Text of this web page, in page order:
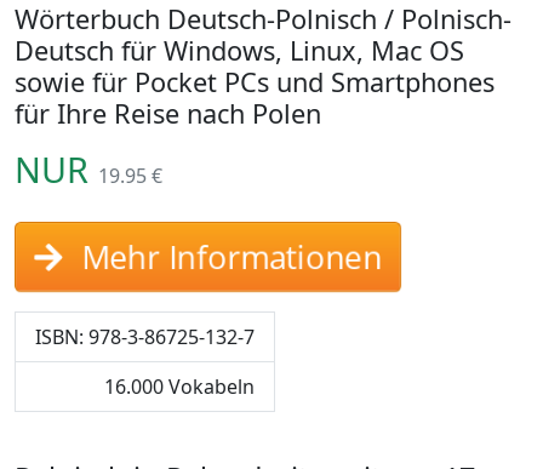
Wörterbuch Deutsch-Polnisch / Polnisch-
Deutsch für Windows, Linux, Mac OS
sowie für Pocket PCs und Smartphones
für Ihre Reise nach Polen
NUR 19.95 €
Mehr Informationen
ISBN: 978-3-86725-132-7
16.000 Vokabeln